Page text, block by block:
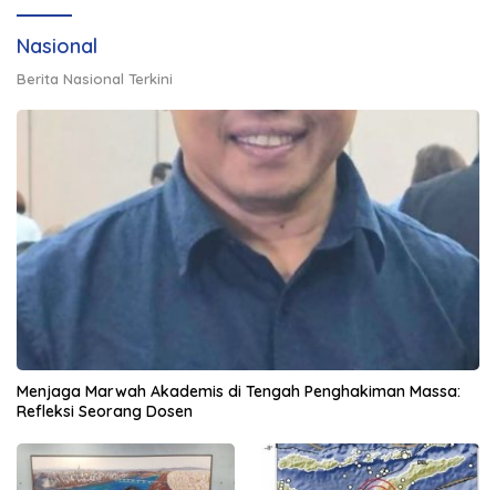
Nasional
Berita Nasional Terkini
Menjaga Marwah Akademis di Tengah Penghakiman Massa:
Refleksi Seorang Dosen